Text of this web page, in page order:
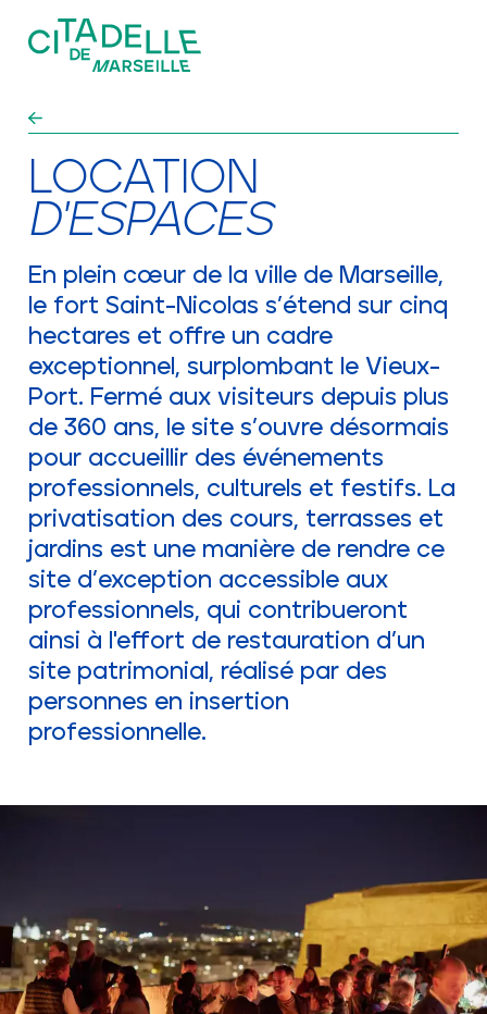
LOCATION
D'ESPACES
En plein cœur de la ville de Marseille,
le fort Saint-Nicolas s’étend sur cinq
hectares et offre un cadre
exceptionnel, surplombant le Vieux-
Port. Fermé aux visiteurs depuis plus
de 360 ans, le site s’ouvre désormais
pour accueillir des événements
professionnels, culturels et festifs. La
privatisation des cours, terrasses et
jardins est une manière de rendre ce
site d’exception accessible aux
professionnels, qui contribueront
ainsi à l'effort de restauration d’un
site patrimonial, réalisé par des
personnes en insertion
professionnelle.
EXPLORER ET VISITER
LE FORT ET SES
PATRIMOINES
S'ABONNER À LA NEWSLETTER
ACTUALITÉS
LOCATION D’ESPACES
GROUPES ET SCOLAIRES